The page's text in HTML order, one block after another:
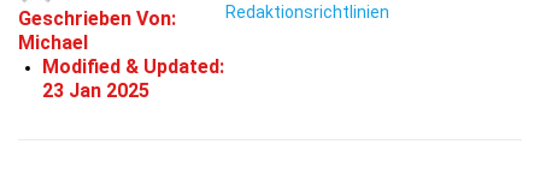
Geschrieben Von:
Michael
Modified & Updated:
23 Jan 2025
Redaktionsrichtlinien